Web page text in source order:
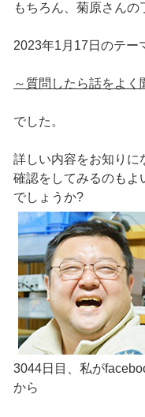
もちろん、菊原さんの
2023年1月17日のテー
～質問したら話をよく
でした。
詳しい内容をお知りに
確認をしてみるのもよ
でしょうか?
3044日目、私が
から